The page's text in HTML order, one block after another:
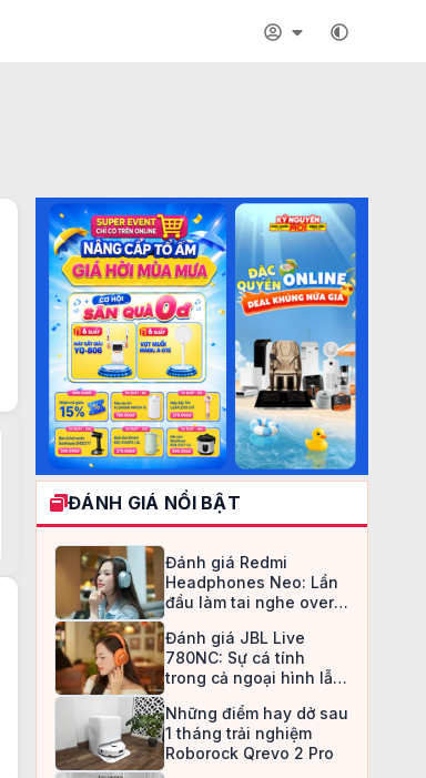
ĐÁNH GIÁ NỔI BẬT
Đánh giá Redmi
Headphones Neo: Lần
đầu làm tai nghe over-
an toàn
Đánh giá JBL Live
780NC: Sự cá tính
trong cả ngoại hình lẫn
Những điểm hay dở sau
1 tháng trải nghiệm
Roborock Qrevo 2 Pro